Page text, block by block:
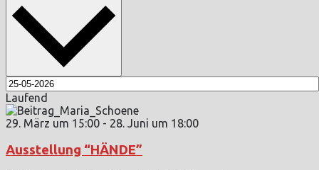
Laufend
29. März um 15:00 - 28. Juni um 18:00
Ausstellung “HÄNDE”